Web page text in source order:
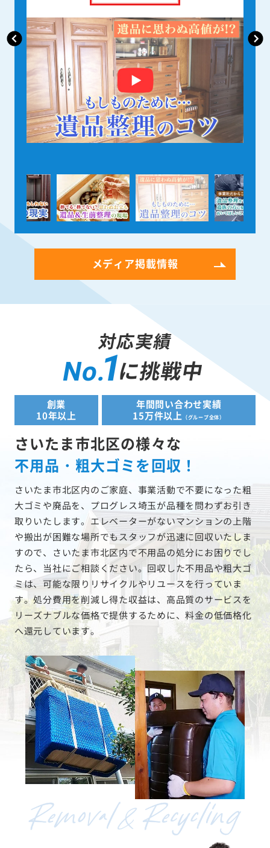
メディア掲載情報
対応実績
No.1に挑戦中
創業
10年以上
年間問い合わせ実績
15万件以上
（グループ全体）
さいたま市北区の様々な
不用品・粗大ゴミを回収！
さいたま市北区内のご家庭、事業活動で不要になった粗
大ゴミや廃品を、プログレス埼玉が品種を問わずお引き
取りいたします。エレベーターがないマンションの上階
や搬出が困難な場所でもスタッフが迅速に回収いたしま
すので、さいたま市北区内で不用品の処分にお困りでし
たら、当社にご相談ください。回収した不用品や粗大ゴ
ミは、可能な限りリサイクルやリユースを行っていま
す。処分費用を削減し得た収益は、高品質のサービスを
リーズナブルな価格で提供するために、料金の低価格化
へ還元しています。